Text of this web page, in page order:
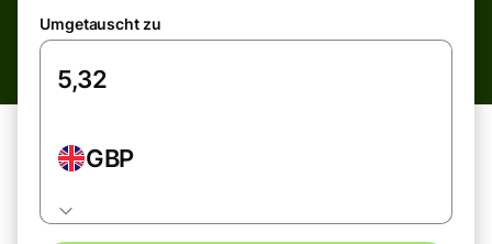
Umgetauscht zu
GBP